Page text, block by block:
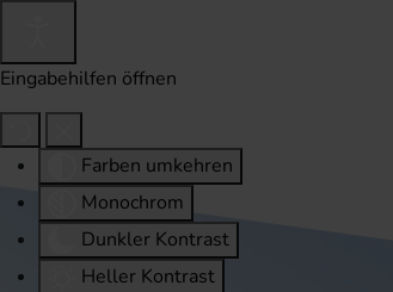
Eingabehilfen öffnen
Farben umkehren
Monochrom
Dunkler Kontrast
Heller Kontrast